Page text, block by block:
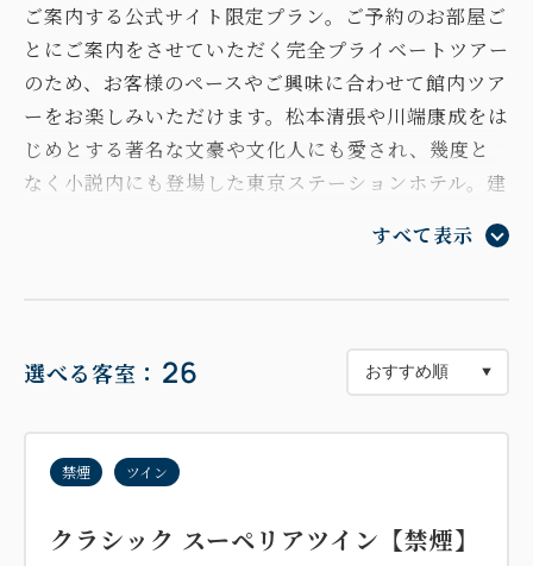
ご案内する公式サイト限定プラン。ご予約のお部屋ご
とにご案内をさせていただく完全プライベートツアー
のため、お客様のペースやご興味に合わせて館内ツア
ーをお楽しみいただけます。松本清張や川端康成をは
じめとする著名な文豪や文化人にも愛され、幾度と
なく小説内にも登場した東京ステーションホテル。建
像に思いを馳せながら、創建当時の変わらぬ姿で存在
1. 完全プライベートホテルツアー（チェックイン日
ン・ステッカー） 人数分
4. 記念撮影（ご希望の方はご滞在中にホテルスタッ
すべて表示
選べる客室： 26
禁煙 ツイン
クラシック スーペリアツイン【禁煙】